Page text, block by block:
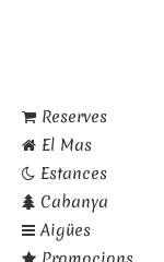
Reserves
El Mas
Estances
Cabanya
Aigües